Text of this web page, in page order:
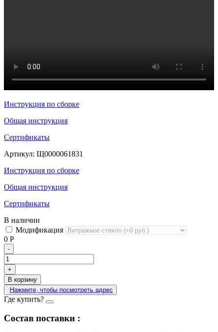
Инструкция по сборке
Общая инструкция
Сертификаты
Артикул: Щ0000061831
Инструкция по сборке
Общая инструкция
Сертификаты
В наличии
Модификация
0 Р
-
+
В корзину
Нажмите, чтобы посмотреть адрес
Где купить?
Состав поставки :